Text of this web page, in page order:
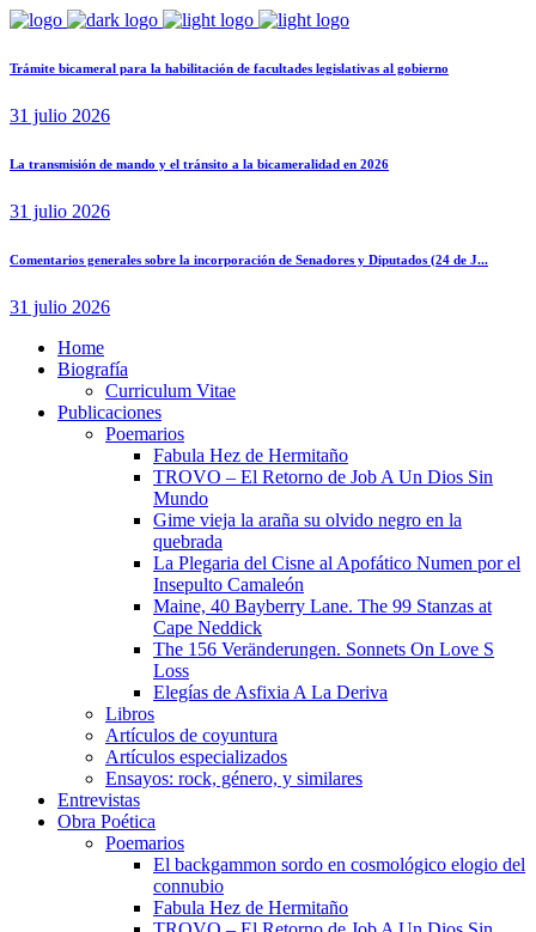
Trámite bicameral para la habilitación de facultades legislativas al gobierno
31 julio 2026
La transmisión de mando y el tránsito a la bicameralidad en 2026
31 julio 2026
Comentarios generales sobre la incorporación de Senadores y Diputados (24 de J...
31 julio 2026
Home
Biografía
Curriculum Vitae​
Publicaciones
Poemarios
Fabula Hez de Hermitaño
TROVO – El Retorno de Job A Un Dios Sin
Mundo
Gime vieja la araña su olvido negro en la
quebrada
La Plegaria del Cisne al Apofático Numen por el
Insepulto Camaleón
Maine, 40 Bayberry Lane. The 99 Stanzas at
Cape Neddick
The 156 Veränderungen. Sonnets On Love S
Loss
Elegías de Asfixia A La Deriva
Libros
Artículos de coyuntura
Artículos especializados
Ensayos: rock, género, y similares
Entrevistas
Obra Poética
Poemarios
El backgammon sordo en cosmológico elogio del
connubio
Fabula Hez de Hermitaño